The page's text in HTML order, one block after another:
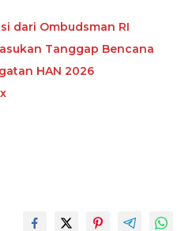
dari Ombudsman RI
Tanggap Bencana
HAN 2026